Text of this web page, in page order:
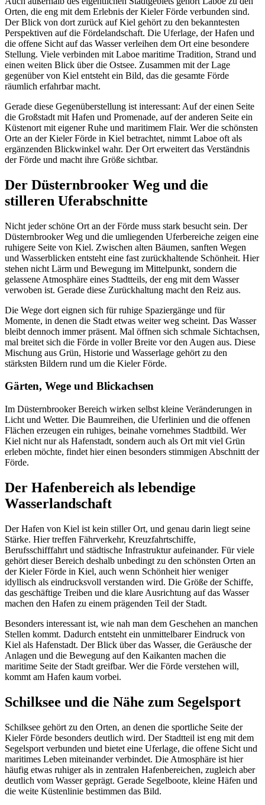
Orten, die eng mit dem Erlebnis der Kieler Förde verbunden sind.
Der Blick von dort zurück auf Kiel gehört zu den bekanntesten
Perspektiven auf die Fördelandschaft. Die Uferlage, der Hafen und
die offene Sicht auf das Wasser verleihen dem Ort eine besondere
Stellung. Viele verbinden mit Laboe maritime Tradition, Strand und
einen weiten Blick über die Ostsee. Zusammen mit der Lage
gegenüber von Kiel entsteht ein Bild, das die gesamte Förde
räumlich erfahrbar macht.
Gerade diese Gegenüberstellung ist interessant: Auf der einen Seite
die Großstadt mit Hafen und Promenade, auf der anderen Seite ein
Küstenort mit eigener Ruhe und maritimem Flair. Wer die schönsten
Orte an der Kieler Förde in Kiel betrachtet, nimmt Laboe oft als
ergänzenden Blickwinkel wahr. Der Ort erweitert das Verständnis
der Förde und macht ihre Größe sichtbar.
Der Düsternbrooker Weg und die
stilleren Uferabschnitte
Nicht jeder schöne Ort an der Förde muss stark besucht sein. Der
Düsternbrooker Weg und die umliegenden Uferbereiche zeigen eine
ruhigere Seite von Kiel. Zwischen alten Bäumen, sanften Wegen
und Wasserblicken entsteht eine fast zurückhaltende Schönheit. Hier
stehen nicht Lärm und Bewegung im Mittelpunkt, sondern die
gelassene Atmosphäre eines Stadtteils, der eng mit dem Wasser
verwoben ist. Gerade diese Zurückhaltung macht den Reiz aus.
Die Wege dort eignen sich für ruhige Spaziergänge und für
Momente, in denen die Stadt etwas weiter weg scheint. Das Wasser
bleibt dennoch immer präsent. Mal öffnen sich schmale Sichtachsen,
mal breitet sich die Förde in voller Breite vor den Augen aus. Diese
Mischung aus Grün, Historie und Wasserlage gehört zu den
stärksten Bildern rund um die Kieler Förde.
Gärten, Wege und Blickachsen
Im Düsternbrooker Bereich wirken selbst kleine Veränderungen in
Licht und Wetter. Die Baumreihen, die Uferlinien und die offenen
Flächen erzeugen ein ruhiges, beinahe vornehmes Stadtbild. Wer
Kiel nicht nur als Hafenstadt, sondern auch als Ort mit viel Grün
erleben möchte, findet hier einen besonders stimmigen Abschnitt der
Förde.
Der Hafenbereich als lebendige
Wasserlandschaft
Der Hafen von Kiel ist kein stiller Ort, und genau darin liegt seine
Stärke. Hier treffen Fährverkehr, Kreuzfahrtschiffe,
Berufsschifffahrt und städtische Infrastruktur aufeinander. Für viele
gehört dieser Bereich deshalb unbedingt zu den schönsten Orten an
der Kieler Förde in Kiel, auch wenn Schönheit hier weniger
idyllisch als eindrucksvoll verstanden wird. Die Größe der Schiffe,
das geschäftige Treiben und die klare Ausrichtung auf das Wasser
machen den Hafen zu einem prägenden Teil der Stadt.
Besonders interessant ist, wie nah man dem Geschehen an manchen
Stellen kommt. Dadurch entsteht ein unmittelbarer Eindruck von
Kiel als Hafenstadt. Der Blick über das Wasser, die Geräusche der
Anlagen und die Bewegung auf den Kaikanten machen die
maritime Seite der Stadt greifbar. Wer die Förde verstehen will,
kommt am Hafen kaum vorbei.
Schilksee und die Nähe zum Segelsport
Schilksee gehört zu den Orten, an denen die sportliche Seite der
Kieler Förde besonders deutlich wird. Der Stadtteil ist eng mit dem
Segelsport verbunden und bietet eine Uferlage, die offene Sicht und
maritimes Leben miteinander verbindet. Die Atmosphäre ist hier
häufig etwas ruhiger als in zentralen Hafenbereichen, zugleich aber
deutlich vom Wasser geprägt. Gerade Segelboote, kleine Häfen und
die weite Küstenlinie bestimmen das Bild.